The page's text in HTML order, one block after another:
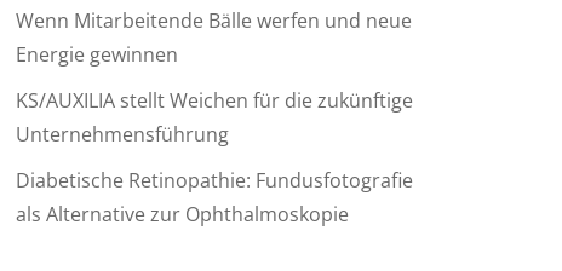
Wenn Mitarbeitende Bälle werfen und neue
Energie gewinnen
KS/AUXILIA stellt Weichen für die zukünftige
Unternehmensführung
Diabetische Retinopathie: Fundusfotografie
als Alternative zur Ophthalmoskopie